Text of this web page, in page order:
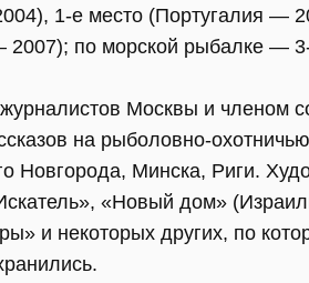
1-е место (Португалия —
по морской рыбалке —
Москвы и членом
на рыболовно-
Новгорода, Минска, Риги.
«Новый дом»
и некоторых других, по